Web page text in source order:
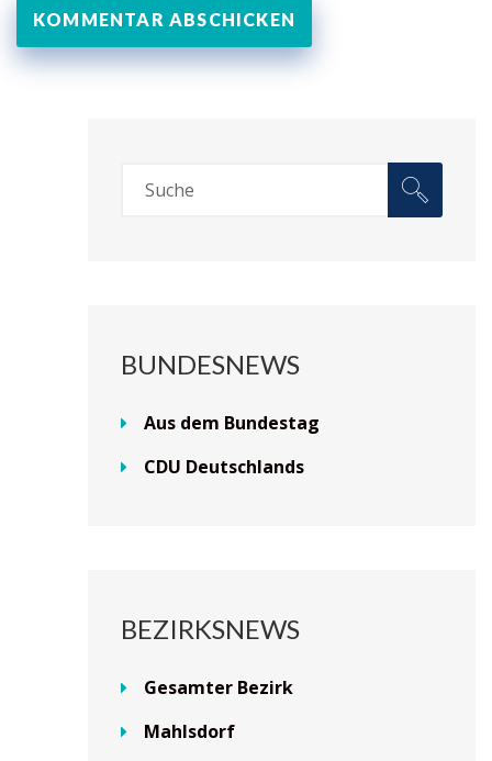
BUNDESNEWS
Aus dem Bundestag
CDU Deutschlands
BEZIRKSNEWS
Gesamter Bezirk
Mahlsdorf